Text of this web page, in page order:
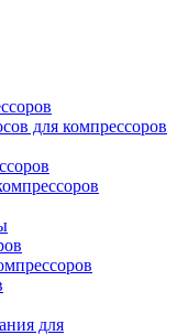
для компрессоров
для